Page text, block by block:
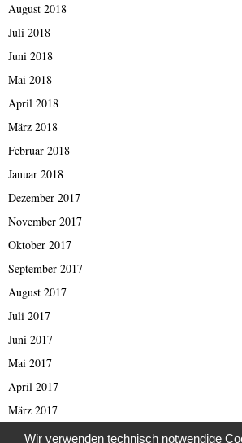
August 2018
Juli 2018
Juni 2018
Mai 2018
April 2018
März 2018
Februar 2018
Januar 2018
Dezember 2017
November 2017
Oktober 2017
September 2017
August 2017
Juli 2017
Juni 2017
Mai 2017
April 2017
März 2017
Februar 2017
Wir verwenden technisch notwendige